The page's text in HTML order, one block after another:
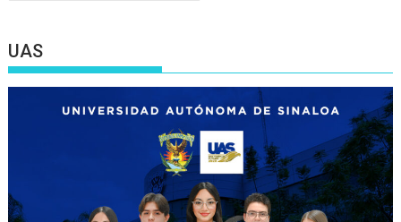
UAS